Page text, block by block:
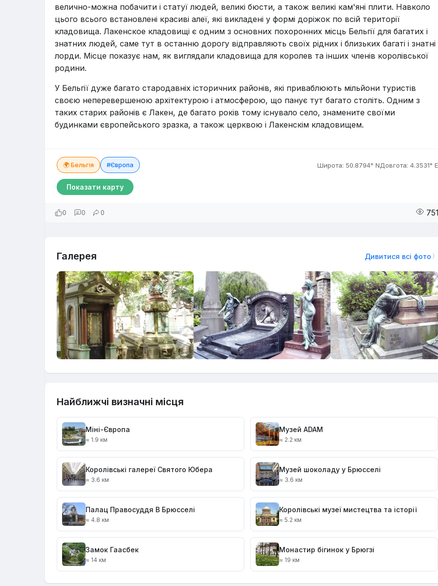
велично-можна побачити і статуї людей, великі бюсти, а також великі кам'яні плити. Навколо
цього всього встановлені красиві алеї, які викладені у формі доріжок по всій території
кладовища. Лакенское кладовищі є одним з основних похоронних місць Бельгії для багатих і
знатних людей, саме тут в останню дорогу відправляють своїх рідних і близьких багаті і знатні
лорди. Місце показує нам, як виглядали кладовища для королев та інших членів королівської
родини.
У Бельгії дуже багато стародавніх історичних районів, які приваблюють мільйони туристів
своєю неперевершеною архітектурою і атмосферою, що панує тут багато століть. Одним з
таких старих районів є Лакен, де багато років тому існувало село, знамените своїми
будинками європейського зразка, а також церквою і Лакенскім кладовищем.
🌍 Бельгія #Європа Широта: 50.8794° NДовгота: 4.3531° E
Показати карту
0 0 0
Галерея Дивитися всі фото
Найближчі визначні місця
Міні-Європа
≈ 1.9 км
Музей ADAM
≈ 2.2 км
Королівські галереї Святого Юбера
≈ 3.6 км
Музей шоколаду у Брюсселі
≈ 3.6 км
Палац Правосуддя В Брюсселі
≈ 4.8 км
Королівські музеї мистецтва та історії
≈ 5.2 км
Замок Гаасбек
≈ 14 км
Монастир бігинок у Брюгзі
≈ 19 км